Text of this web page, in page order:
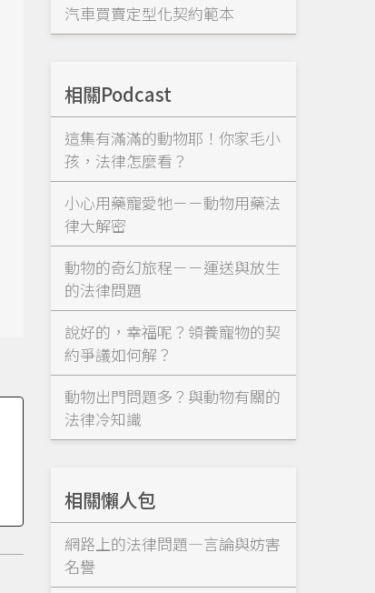
汽車買賣定型化契約範本
相關Podcast
這集有滿滿的動物耶！你家毛小
孩，法律怎麼看？
小心用藥寵愛牠－－動物用藥法
律大解密
動物的奇幻旅程－－運送與放生
的法律問題
說好的，幸福呢？領養寵物的契
約爭議如何解？
動物出門問題多？與動物有關的
法律冷知識
相關懶人包
網路上的法律問題—言論與妨害
名譽